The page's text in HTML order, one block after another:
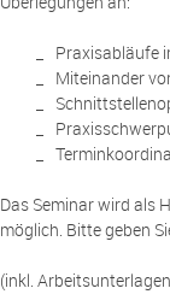
Praxisabläufe
Miteinander
Das Seminar wird als
möglich. Bitte geben
(inkl.